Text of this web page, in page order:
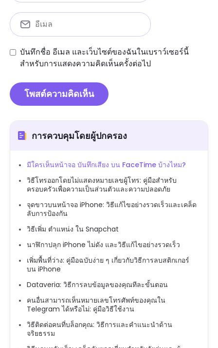
บันทึกชื่อ อีเมล และเว็บไซต์ของฉันในเบราว์เซอร์นี้
สำหรับการแสดงความคิดเห็นครั้งต่อไป
การควบคุมโดยผู้ปกครอง
มีใครเห็นหน้าจอ บันทึกเสียง บน FaceTime บ้างไหม?
วิธีโทรออกโดยไม่แสดงหมายเลขผู้โทร: คู่มือสำหรับ
ครอบครัวเพื่อความเป็นส่วนตัวและความปลอดภัย
จุดขาวบนหน้าจอ iPhone: วิธีแก้ไขอย่างรวดเร็วและเคล็ด
ลับการป้องกัน
วิธีเพิ่ม ตำแหน่ง ใน Snapchat
นาฬิกาปลุก iPhone ไม่ดัง และวิธีแก้ไขอย่างรวดเร็ว
เพิ่มพื้นที่ว่าง: คู่มือฉบับง่าย ๆ เกี่ยวกับวิธีการลบสติกเกอร์
บน iPhone
Dataveria: วิธีการลบข้อมูลของคุณทีละขั้นตอน
คนอื่นสามารถเห็นหมายเลขโทรศัพท์ของคุณใน
Telegram ได้หรือไม่: คู่มือวิธีใช้งาน
วิธีติดต่อคนที่บล็อกคุณ: วิธีการและคำแนะนำด้าน
จริยธรรม